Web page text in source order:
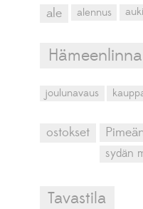
ale alennus
Hämeenlinna
joulunavaus
ostokset
sydän
Tavastila